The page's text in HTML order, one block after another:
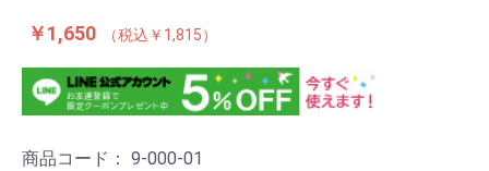
￥1,650 ￥1,815
商品コード： 9-000-01